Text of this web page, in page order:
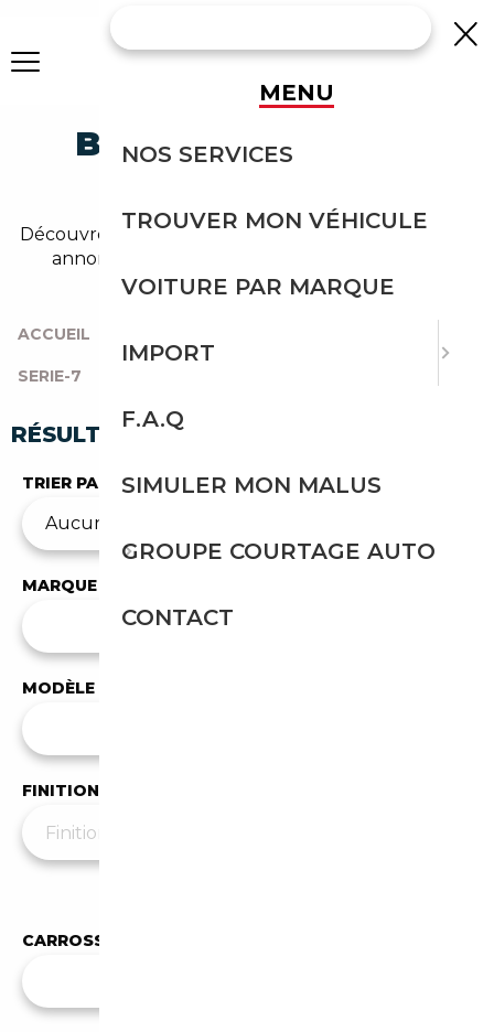
BMW 740 BERLINE
Découvrez un large choix de bmw berline dans nos
annonces de 740. Un import sans effort avec
Courtage Auto.
ACCUEIL
SERIE-7
RÉSULTATS DE VOTRE RECHERCHE
TRIER PAR
MARQUE
BMW
MODÈLE
FINITION
CARROSSERIE
MENU
NOS SERVICES
TROUVER MON VÉHICULE
VOITURE PAR MARQUE
IMPORT
F.A.Q
SIMULER MON MALUS
GROUPE COURTAGE AUTO
CONTACT